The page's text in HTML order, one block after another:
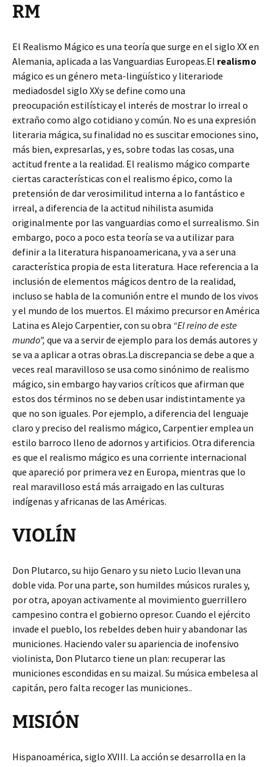
RM
El Realismo Mágico es una teoría que surge en el siglo XX en
Alemania, aplicada a las Vanguardias Europeas.El realismo
mágico es un género meta-lingüístico y literariode
mediadosdel siglo XXy se define como una
preocupación estilísticay el interés de mostrar lo irreal o
extraño como algo cotidiano y común. No es una expresión
literaria mágica, su finalidad no es suscitar emociones sino,
más bien, expresarlas, y es, sobre todas las cosas, una
actitud frente a la realidad. El realismo mágico comparte
ciertas características con el realismo épico, como la
pretensión de dar verosimilitud interna a lo fantástico e
irreal, a diferencia de la actitud nihilista asumida
originalmente por las vanguardias como el surrealismo. Sin
embargo, poco a poco esta teoría se va a utilizar para
definir a la literatura hispanoamericana, y va a ser una
característica propia de esta literatura. Hace referencia a la
inclusión de elementos mágicos dentro de la realidad,
incluso se habla de la comunión entre el mundo de los vivos
y el mundo de los muertos. El máximo precursor en América
Latina es Alejo Carpentier, con su obra “El reino de este
mundo”, que va a servir de ejemplo para los demás autores y
se va a aplicar a otras obras.La discrepancia se debe a que a
veces real maravilloso se usa como sinónimo de realismo
mágico, sin embargo hay varios críticos que afirman que
estos dos términos no se deben usar indistintamente ya
que no son iguales. Por ejemplo, a diferencia del lenguaje
claro y preciso del realismo mágico, Carpentier emplea un
estilo barroco lleno de adornos y artificios. Otra diferencia
es que el realismo mágico es una corriente internacional
que apareció por primera vez en Europa, mientras que lo
real maravilloso está más arraigado en las culturas
indígenas y africanas de las Américas.
VIOLÍN
Don Plutarco, su hijo Genaro y su nieto Lucio llevan una
doble vida. Por una parte, son humildes músicos rurales y,
por otra, apoyan activamente al movimiento guerrillero
campesino contra el gobierno opresor. Cuando el ejército
invade el pueblo, los rebeldes deben huir y abandonar las
municiones. Haciendo valer su apariencia de inofensivo
violinista, Don Plutarco tiene un plan: recuperar las
municiones escondidas en su maizal. Su música embelesa al
capitán, pero falta recoger las municiones..
MISIÓN
Hispanoamérica, siglo XVIII. La acción se desarrolla en la